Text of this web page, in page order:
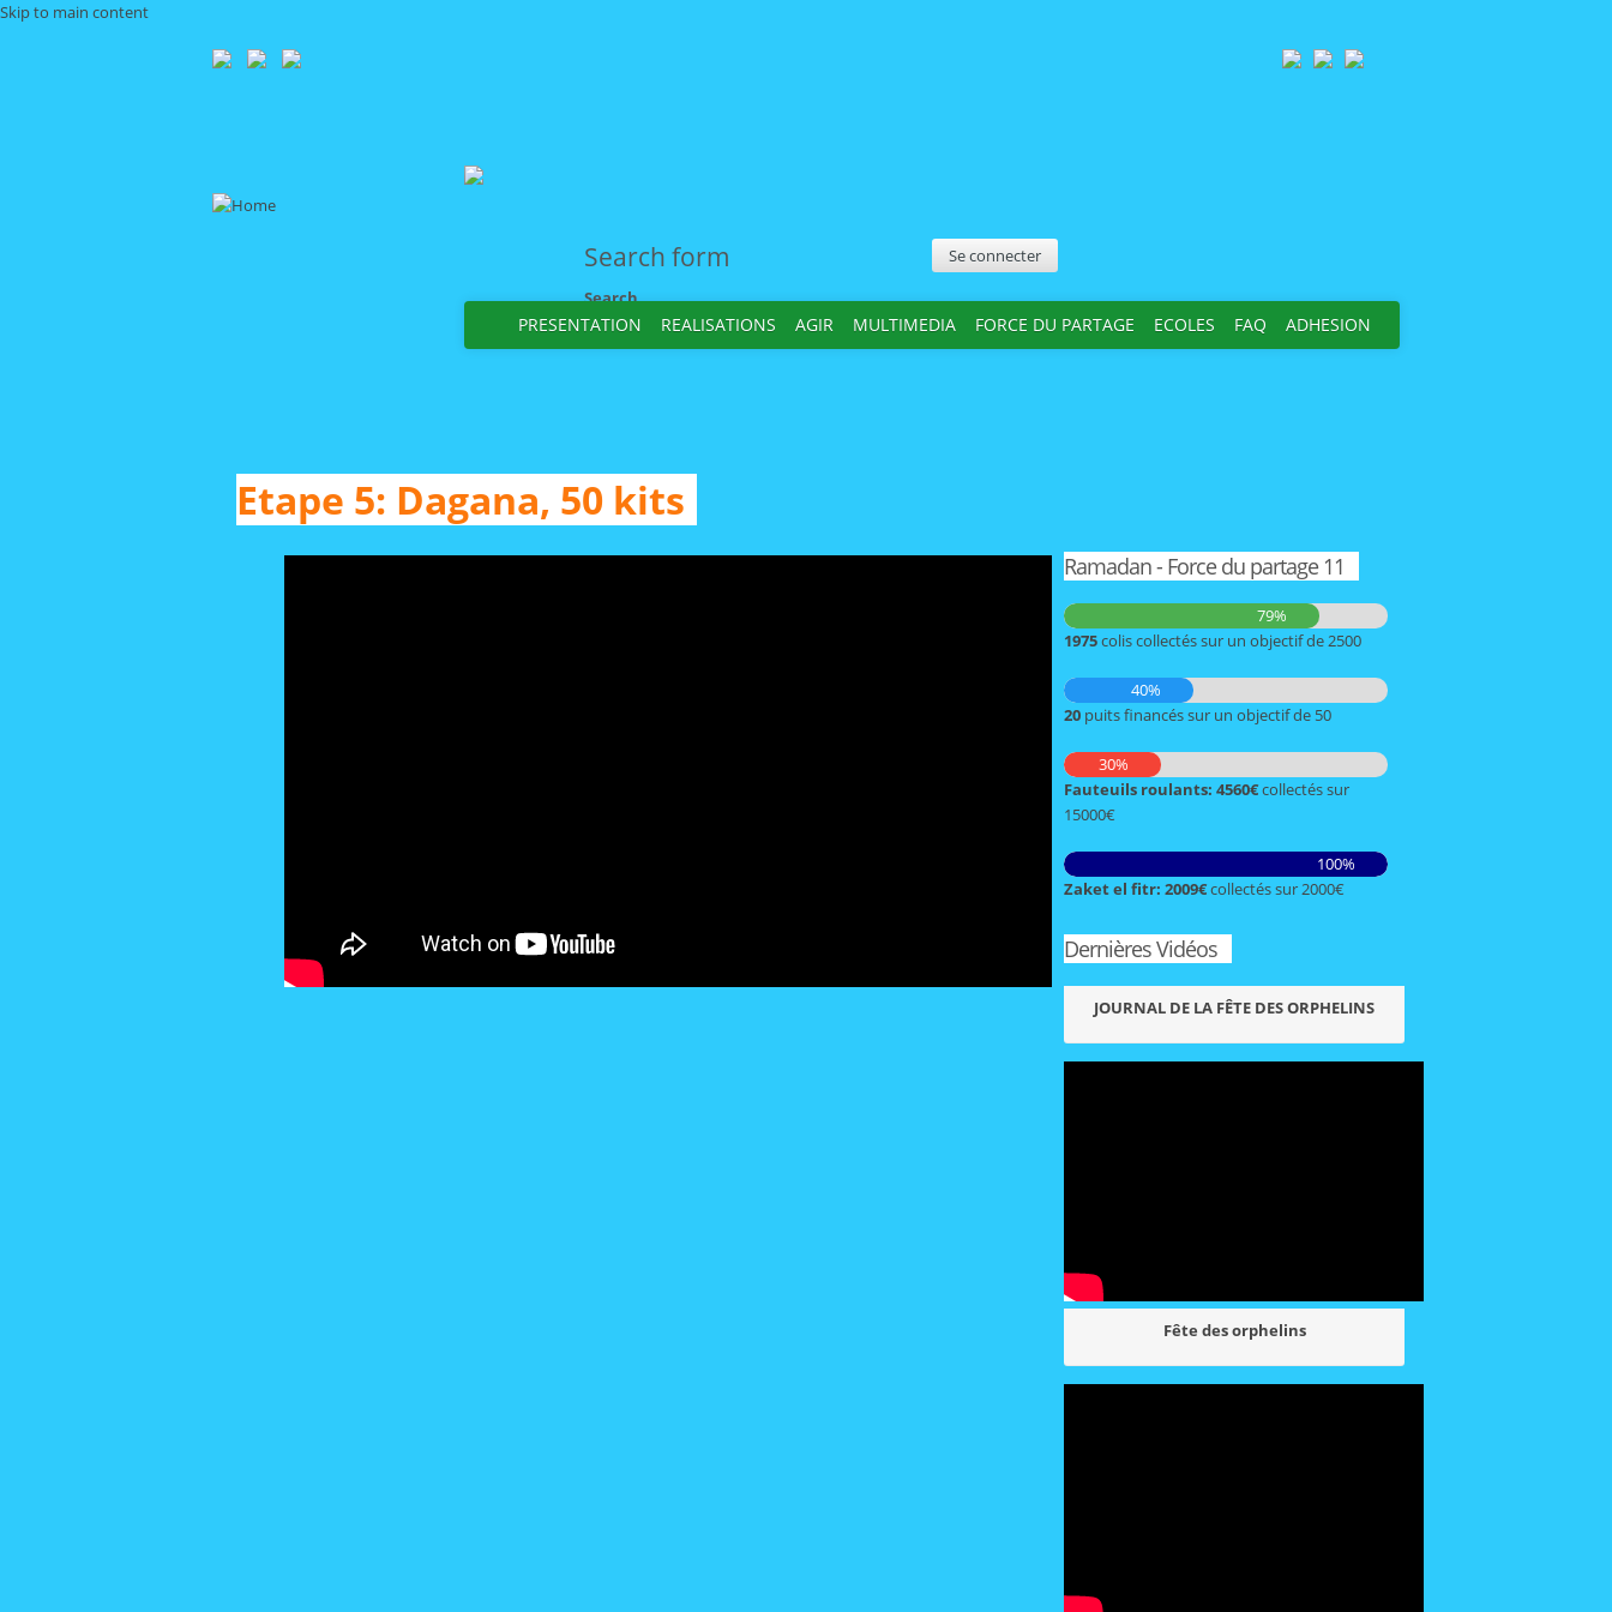
Skip to main content
Search form
Search
Se connecter
PRESENTATION REALISATIONS AGIR MULTIMEDIA FORCE DU PARTAGE ECOLES FAQ ADHESION
Etape 5: Dagana, 50 kits
Ramadan - Force du partage 11
79%
1975colis collectés sur un objectif de 2500
40%
20 puits financés sur un objectif de 50
30%
Fauteuils roulants: 4560€collectés sur
15000€
100%
Zaket el fitr: 2009€collectés sur 2000€
Dernières Vidéos
JOURNAL DE LA FÊTE DES ORPHELINS
Fête des orphelins